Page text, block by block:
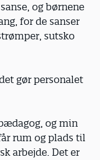
og børnene
for de sanser
sutsko
gør personalet
og min
rum og plads til
arbejde. Det er